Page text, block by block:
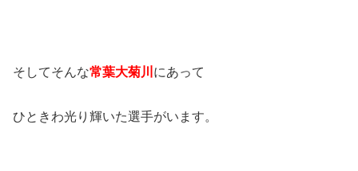
そしてそんな常葉大菊川 にあって
ひときわ光り輝いた選手がいます。